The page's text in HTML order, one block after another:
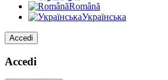
Română
Українська
Accedi
Accedi